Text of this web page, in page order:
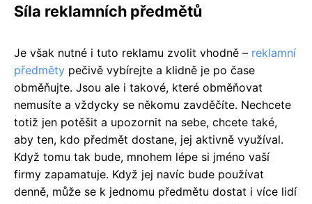
Síla reklamních předmětů
Je však nutné i tuto reklamu zvolit vhodně – reklamní
předměty pečivě vybírejte a klidně je po čase
obměňujte. Jsou ale i takové, které obměňovat
nemusíte a vždycky se někomu zavděčíte. Nechcete
totiž jen potěšit a upozornit na sebe, chcete také,
aby ten, kdo předmět dostane, jej aktivně využíval.
Když tomu tak bude, mnohem lépe si jméno vaší
firmy zapamatuje. Když jej navíc bude používat
denně, může se k jednomu předmětu dostat i více lidí